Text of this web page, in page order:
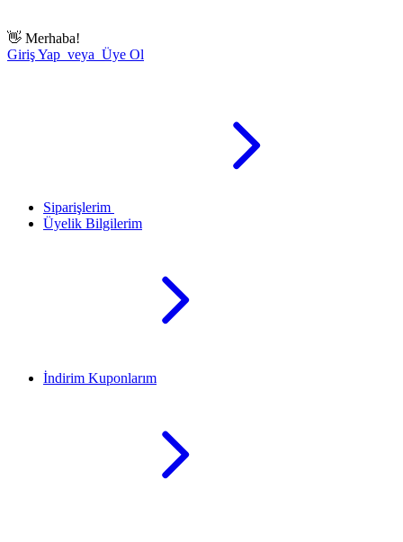
👋 Merhaba!
Giriş Yap veya Üye Ol
Siparişlerim
Üyelik Bilgilerim
İndirim Kuponlarım